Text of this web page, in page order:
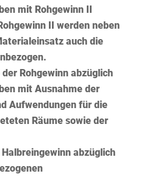
mit Rohgewinn II
II werden neben
auch die
Rohgewinn abzüglich
mit Ausnahme der
Aufwendungen für die
Räume sowie der
abzüglich